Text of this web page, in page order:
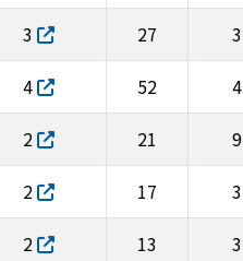
3 27 3
4 52 4
2 21 9
2 17 3
2 13 3